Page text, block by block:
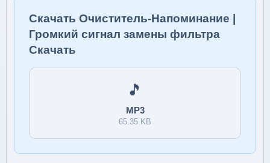
Скачать Очиститель-Напоминание |
Громкий сигнал замены фильтра
Скачать
🎵
MP3
65.35 KB